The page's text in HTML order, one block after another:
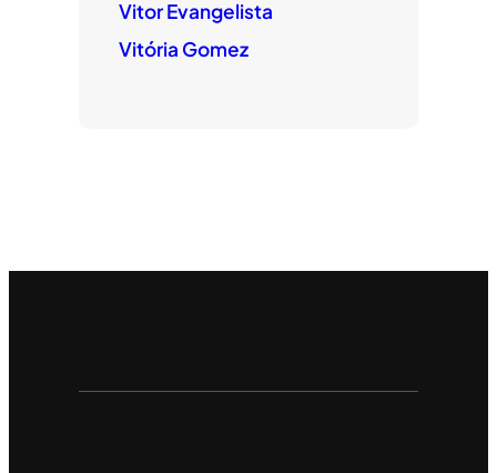
Vitor Evangelista
Vitória Gomez